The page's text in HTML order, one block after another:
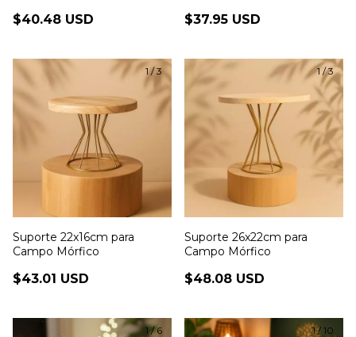
Água
$40.48 USD $37.95 USD
1/3
Suporte 22x16cm para
Campo Mórfico
$43.01 USD
1/3
Suporte 26x22cm para
Campo Mórfico
$48.08 USD
1/6 1/ 10